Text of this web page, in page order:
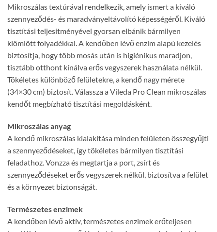
Mikroszálas textúrával rendelkezik, amely ismert a kiváló
szennyeződés- és maradványeltávolító képességéről. Kiváló
tisztítási teljesítményével gyorsan elbánik bármilyen
kiömlött folyadékkal. A kendőben lévő enzim alapú kezelés
biztosítja, hogy több mosás után is higiénikus maradjon,
tisztább otthont kínálva erős vegyszerek használata nélkül.
Tökéletes különböző felületekre, a kendő nagy mérete
(34×30 cm) biztosít. Válassza a Vileda Pro Clean mikroszálas
kendőt megbízható tisztítási megoldásként.
Mikroszálas anyag
A kendő mikroszálas kialakítása minden felületen összegyűjti
a szennyeződéseket, így tökéletes bármilyen tisztítási
feladathoz. Vonzza és megtartja a port, zsírt és
szennyeződéseket erős vegyszerek nélkül, biztosítva a felület
és a környezet biztonságát.
Természetes enzimek
A kendőben lévő aktív, természetes enzimek erőteljesen